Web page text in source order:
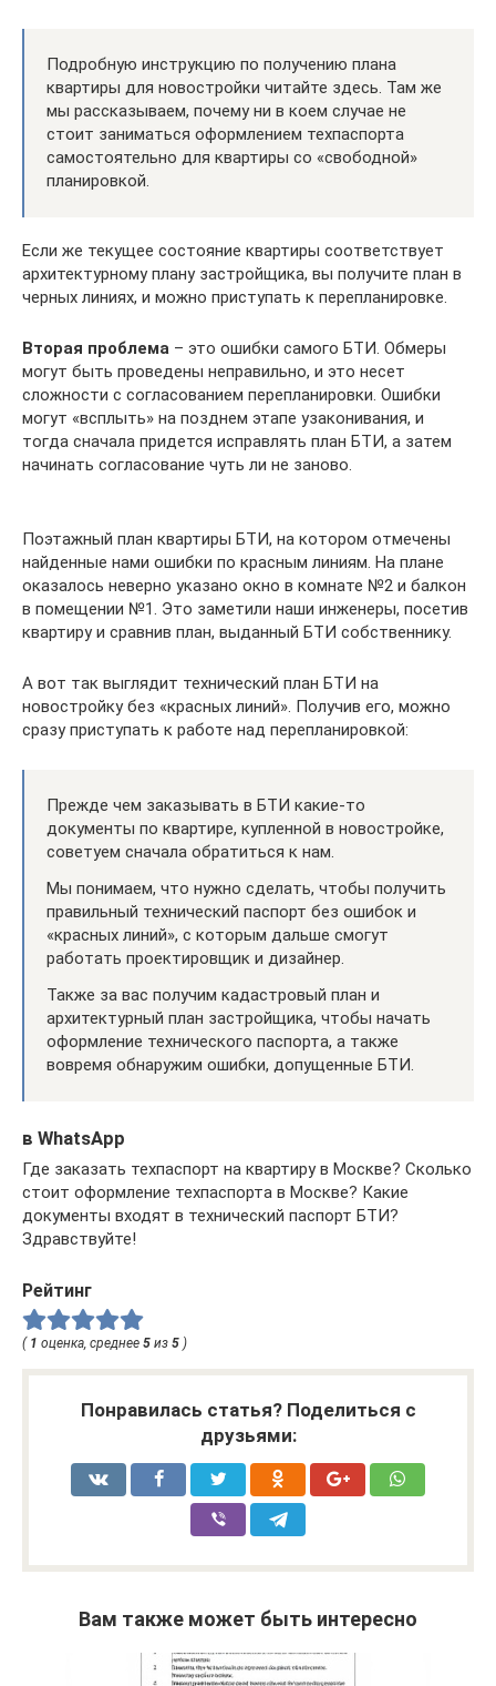
Подробную инструкцию по получению плана
квартиры для новостройки читайте здесь. Там же
мы рассказываем, почему ни в коем случае не
стоит заниматься оформлением техпаспорта
самостоятельно для квартиры со «свободной»
планировкой.
Если же текущее состояние квартиры соответствует
архитектурному плану застройщика, вы получите план в
черных линиях, и можно приступать к перепланировке.
Вторая проблема – это ошибки самого БТИ. Обмеры
могут быть проведены неправильно, и это несет
сложности с согласованием перепланировки. Ошибки
могут «всплыть» на позднем этапе узаконивания, и
тогда сначала придется исправлять план БТИ, а затем
начинать согласование чуть ли не заново.
Поэтажный план квартиры БТИ, на котором отмечены
найденные нами ошибки по красным линиям. На плане
оказалось неверно указано окно в комнате №2 и балкон
в помещении №1. Это заметили наши инженеры, посетив
квартиру и сравнив план, выданный БТИ собственнику.
А вот так выглядит технический план БТИ на
новостройку без «красных линий». Получив его, можно
сразу приступать к работе над перепланировкой:
Прежде чем заказывать в БТИ какие-то
документы по квартире, купленной в новостройке,
советуем сначала обратиться к нам.
Мы понимаем, что нужно сделать, чтобы получить
правильный технический паспорт без ошибок и
«красных линий», с которым дальше смогут
работать проектировщик и дизайнер.
Также за вас получим кадастровый план и
архитектурный план застройщика, чтобы начать
оформление технического паспорта, а также
вовремя обнаружим ошибки, допущенные БТИ.
в WhatsApp
Где заказать техпаспорт на квартиру в Москве? Сколько
стоит оформление техпаспорта в Москве? Какие
документы входят в технический паспорт БТИ?
Здравствуйте!
Рейтинг
( 1 оценка, среднее 5 из 5 )
Понравилась статья? Поделиться с
друзьями:
Вам также может быть интересно